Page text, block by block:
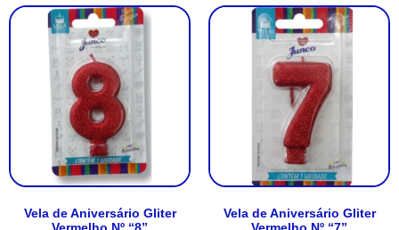
Vela de Aniversário Gliter
Vela de Aniversário Gliter